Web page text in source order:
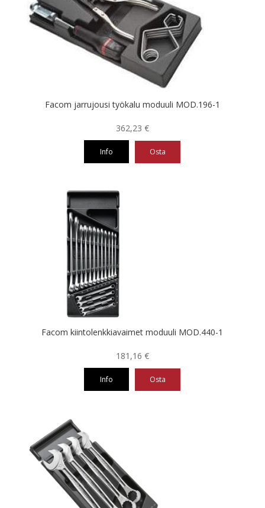
Facom jarrujousi työkalu moduuli MOD.196-1
362,23 €
Info Osta
Facom kiintolenkkiavaimet moduuli MOD.440-1
181,16 €
Info Osta